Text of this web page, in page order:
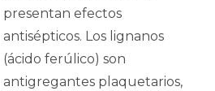
presentan efectos
antisépticos. Los lignanos
(ácido ferúlico) son
antigregantes plaquetarios,